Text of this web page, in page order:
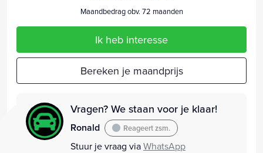
Maandbedrag obv. 72 maanden
Ik heb interesse
Bereken je maandprijs
Vragen? We staan voor je klaar!
Ronald Reageert zsm.
Stuur je vraag viaWhatsApp